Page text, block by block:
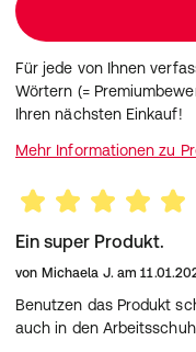
Für jede von Ihnen
Wörtern (=
Ihren nächsten Einkauf!
Mehr Informationen zu
Ein super Produkt.
von Michaela J. am
Benutzen das Produkt
auch in den